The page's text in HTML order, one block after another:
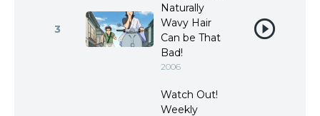
3
Naturally
Wavy Hair
Can be That
Bad!
2006
Watch Out!
Weekly